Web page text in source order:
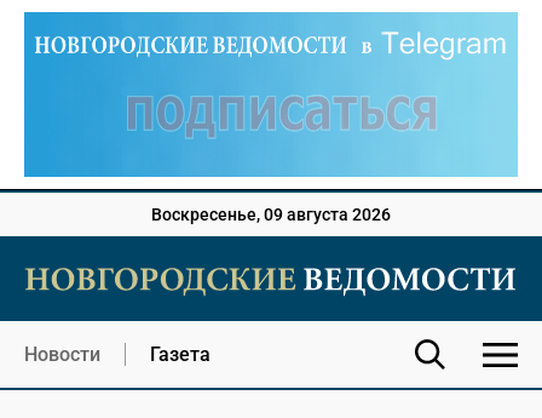
Воскресенье, 09 августа 2026
Новости Газета